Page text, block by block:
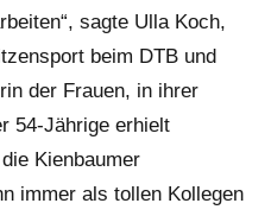
sagte Ulla Koch,
beim DTB und
der Frauen, in ihrer
54-Jährige erhielt
Kienbaumer
immer als tollen Kollegen